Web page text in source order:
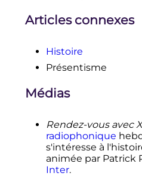
Articles connexes
Histoire
Présentisme
Médias
Rendez-vous avec X
radiophonique
s'intéresse à
animée par Patrick
Inter.